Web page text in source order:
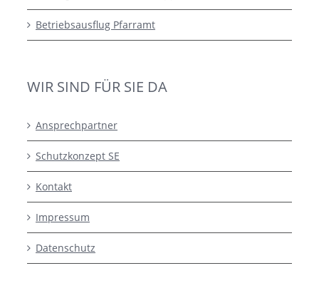
Betriebsausflug Pfarramt
WIR SIND FÜR SIE DA
Ansprechpartner
Schutzkonzept SE
Kontakt
Impressum
Datenschutz